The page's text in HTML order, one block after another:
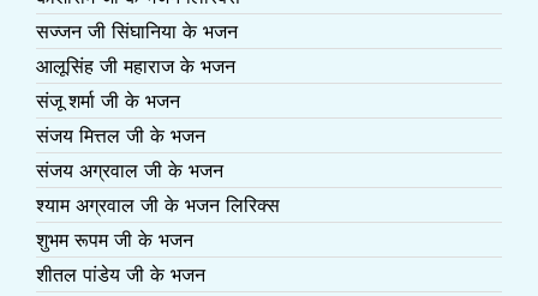
सज्जन जी सिंघानिया के भजन
आलूसिंह जी महाराज के भजन
संजू शर्मा जी के भजन
संजय मित्तल जी के भजन
संजय अग्रवाल जी के भजन
श्याम अग्रवाल जी के भजन लिरिक्स
शुभम रूपम जी के भजन
शीतल पांडेय जी के भजन